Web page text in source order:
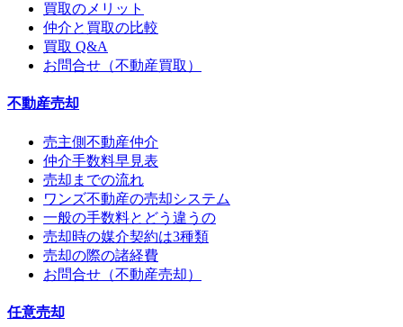
買取のメリット
仲介と買取の比較
買取 Q&A
お問合せ（不動産買取）
不動産売却
売主側不動産仲介
仲介手数料早見表
売却までの流れ
ワンズ不動産の売却システム
一般の手数料とどう違うの
売却時の媒介契約は3種類
売却の際の諸経費
お問合せ（不動産売却）
任意売却